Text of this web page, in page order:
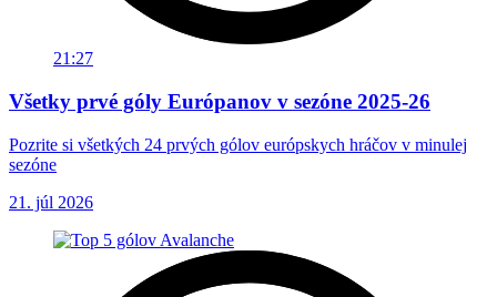
21:27
Všetky prvé góly Európanov v sezóne 2025-26
Pozrite si všetkých 24 prvých gólov európskych hráčov v minulej
sezóne
21. júl 2026